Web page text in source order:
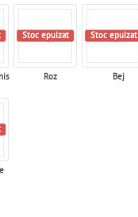
Stoc epuizat
Roz
Stoc epuizat
Bej